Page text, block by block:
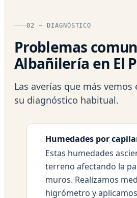
02 — DIAGNÓSTICO
Problemas
Albañilería en El
Las averías que más vemos
su diagnóstico habitual.
Humedades por
Estas humedades
terreno afectando la
muros. Realizamos
higrómetro y